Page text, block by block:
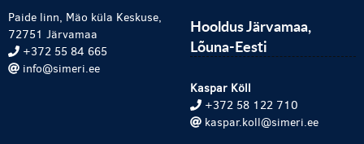
Paide linn, Mäo küla Keskuse,
72751 Järvamaa
+372 55 84 665
info@simeri.ee
Hooldus Järvamaa,
Lõuna-Eesti
Kaspar Köll
+372 58 122 710
kaspar.koll@simeri.ee